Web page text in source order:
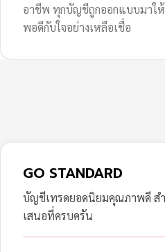
อาชีพ ทุกบัญชีถูกออกแบบมาใ
พอดีกับใจอย่างเหลือเชื่อ
GO STANDARD
บัญชีเทรดยอดนิยมคุณภาพดี ส
เสนอที่ครบครัน